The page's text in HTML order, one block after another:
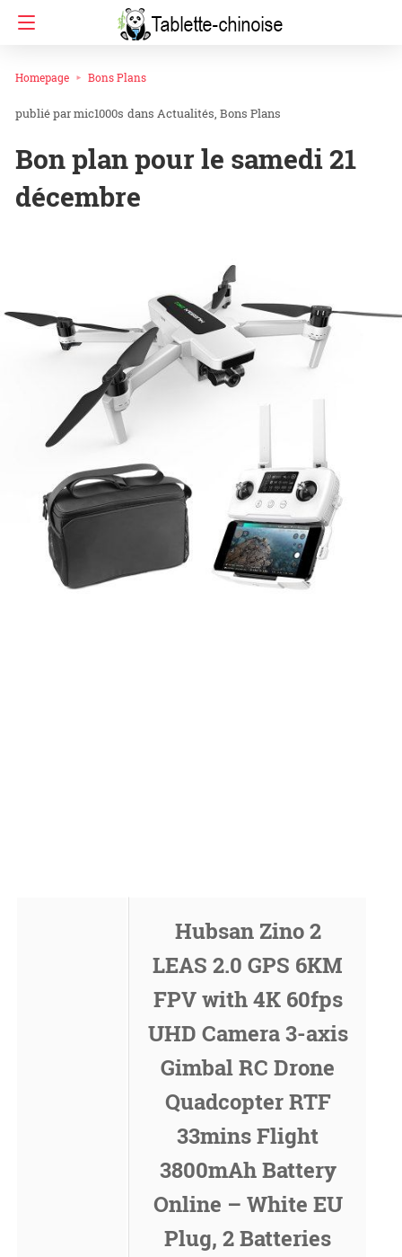
Homepage Bons Plans
mic1000s dans Actualités Bons Plans
Bon plan pour le samedi 21
décembre
Hubsan Zino 2
LEAS 2.0 GPS 6KM
FPV with 4K 60fps
UHD Camera 3-axis
Gimbal RC Drone
Quadcopter RTF
33mins Flight
3800mAh Battery
Online – White EU
Plug, 2 Batteries